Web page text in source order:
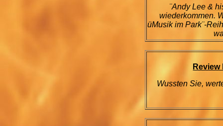
¨Andy Lee &
wiederkommen.
üMusik im Park¨-
Wussten Sie,